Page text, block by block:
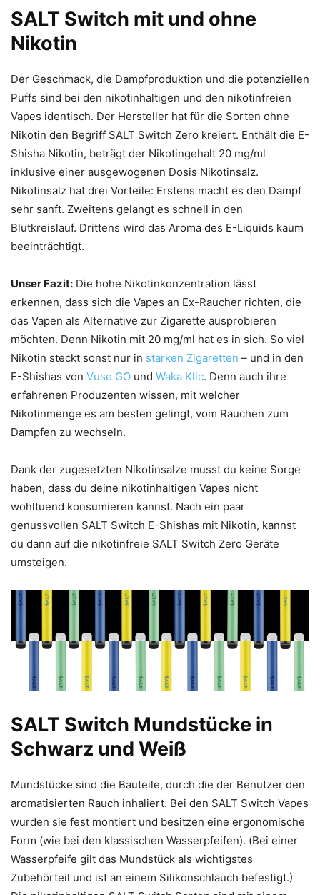
SALT Switch mit und ohne
Nikotin
Der Geschmack, die Dampfproduktion und die potenziellen
Puffs sind bei den nikotinhaltigen und den nikotinfreien
Vapes identisch. Der Hersteller hat für die Sorten ohne
Nikotin den Begriff SALT Switch Zero kreiert. Enthält die E-
Shisha Nikotin, beträgt der Nikotingehalt 20 mg/ml
inklusive einer ausgewogenen Dosis Nikotinsalz.
Nikotinsalz hat drei Vorteile: Erstens macht es den Dampf
sehr sanft. Zweitens gelangt es schnell in den
Blutkreislauf. Drittens wird das Aroma des E-Liquids kaum
beeinträchtigt.
Unser Fazit: Die hohe Nikotinkonzentration lässt
erkennen, dass sich die Vapes an Ex-Raucher richten, die
das Vapen als Alternative zur Zigarette ausprobieren
möchten. Denn Nikotin mit 20 mg/ml hat es in sich. So viel
Nikotin steckt sonst nur in starken Zigaretten – und in den
E-Shishas von Vuse GO und Waka Klic. Denn auch ihre
erfahrenen Produzenten wissen, mit welcher
Nikotinmenge es am besten gelingt, vom Rauchen zum
Dampfen zu wechseln.
Dank der zugesetzten Nikotinsalze musst du keine Sorge
haben, dass du deine nikotinhaltigen Vapes nicht
wohltuend konsumieren kannst. Nach ein paar
genussvollen SALT Switch E-Shishas mit Nikotin, kannst
du dann auf die nikotinfreie SALT Switch Zero Geräte
umsteigen.
SALT Switch Mundstücke in
Schwarz und Weiß
Mundstücke sind die Bauteile, durch die der Benutzer den
aromatisierten Rauch inhaliert. Bei den SALT Switch Vapes
wurden sie fest montiert und besitzen eine ergonomische
Form (wie bei den klassischen Wasserpfeifen). (Bei einer
Wasserpfeife gilt das Mundstück als wichtigstes
Zubehörteil und ist an einem Silikonschlauch befestigt.)